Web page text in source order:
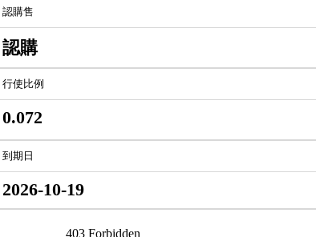
認購售
認購
行使比例
0.072
到期日
2026-10-19